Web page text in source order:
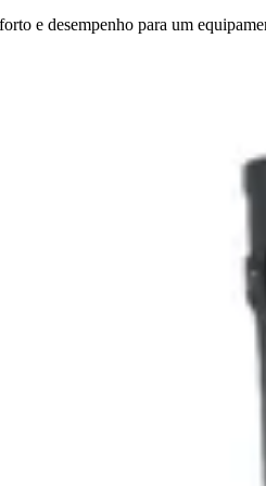
e desempenho para um